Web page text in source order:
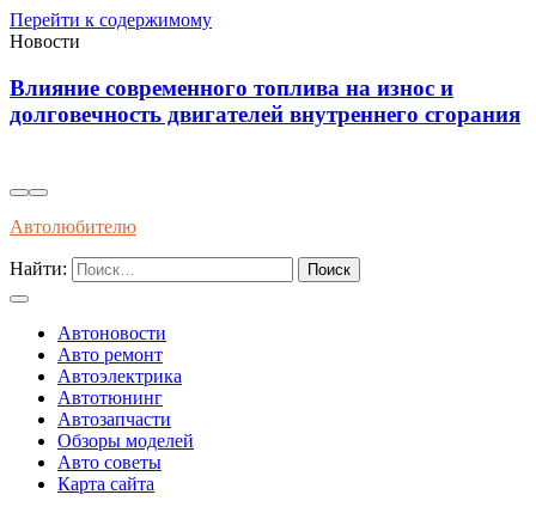
Перейти к содержимому
Новости
и
сгорания
Диагностика износостойкости
колодок через вибрационные и
Автолюбителю
Найти:
Автоновости
Авто ремонт
Автоэлектрика
Автотюнинг
Автозапчасти
Обзоры моделей
Авто советы
Карта сайта